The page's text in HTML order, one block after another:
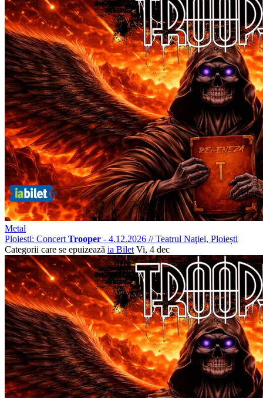
Metal
Ploiesti: Concert Trooper - 4.12.2026 //Teatrul Naţiei, Ploiești
Categorii care se epuizează ia Bilet Vi, 4 dec